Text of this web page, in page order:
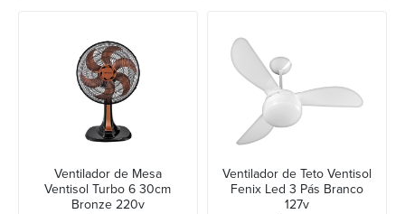
Ventilador de Mesa
Ventisol Turbo 6 30cm
Bronze 220v
Ventilador de Teto Ventisol
Fenix Led 3 Pás Branco
127v